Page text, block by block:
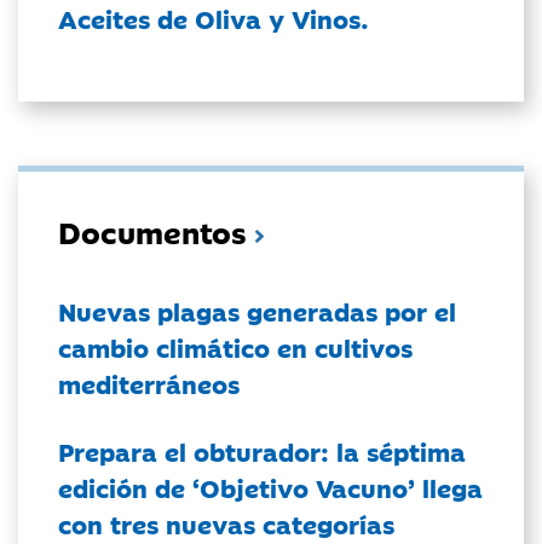
Aceites de Oliva y Vinos.
Documentos
Nuevas plagas generadas por el
cambio climático en cultivos
mediterráneos
Prepara el obturador: la séptima
edición de ‘Objetivo Vacuno’ llega
con tres nuevas categorías